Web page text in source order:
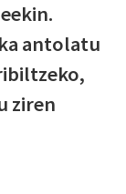
antolatu
ziren